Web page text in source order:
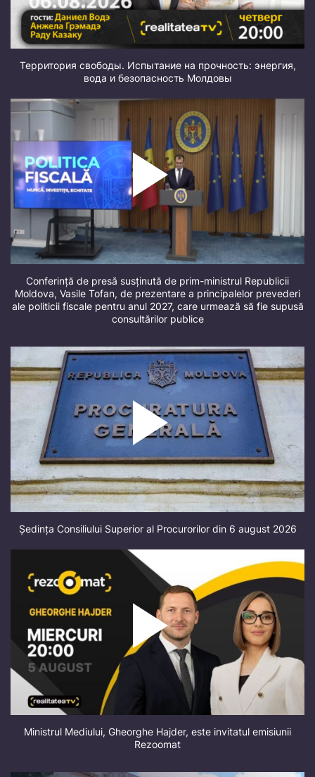
Территория свободы. Испытание на прочность: энергия,
вода и безопасность Молдовы
Conferință de presă susținută de prim-ministrul Republicii
Moldova, Vasile Tofan, de prezentare a principalelor prevederi
ale politicii fiscale pentru anul 2027, care urmează să fie supusă
consultărilor publice
Ședința Consiliului Superior al Procurorilor din 6 august 2026
Ministrul Mediului, Gheorghe Hajder, este invitatul emisiunii
Rezoomat